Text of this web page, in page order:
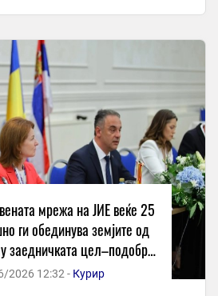
мрежа на ЈИЕ веќе 25
ги обединува земјите од
заедничката цел–подобро
за граѓаните
2026 12:32 - Курир